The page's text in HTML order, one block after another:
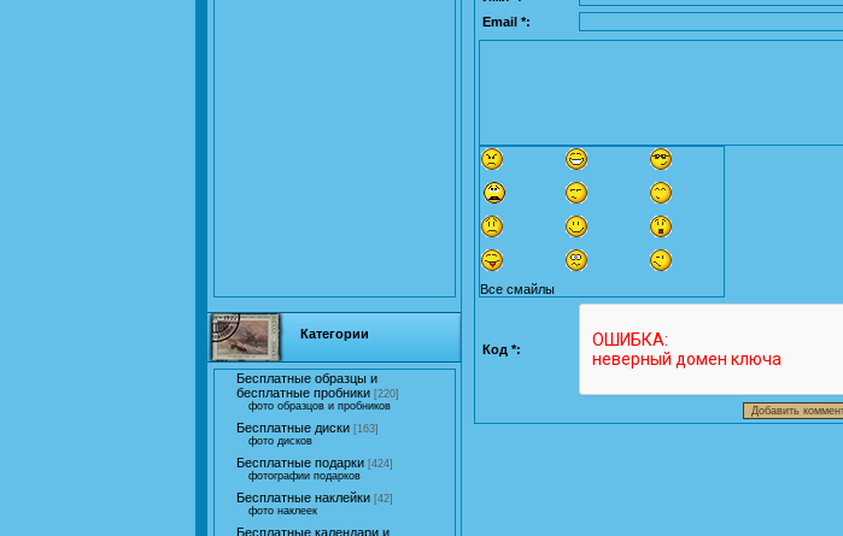
Категории
Бесплатные образцы и
бесплатные пробники [220]
фото образцов и пробников
Бесплатные диски [163]
фото дисков
Бесплатные подарки [424]
фотографии подарков
Бесплатные наклейки [42]
фото наклеек
Бесплатные календари и
Email *:
Все смайлы
Код *: